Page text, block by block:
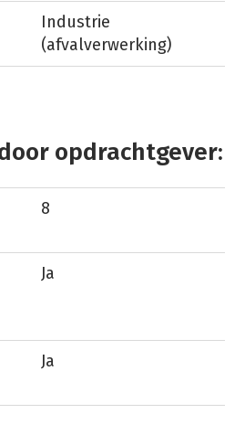
Industrie
(afvalverwerking)
opdrachtgever:
8
Ja
Ja